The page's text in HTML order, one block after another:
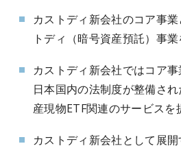
カストディ新会社のコア事
トディ（暗号資産預託）事
カストディ新会社ではコア
日本国内の法制度が整備さ
産現物ETF関連のサービスを
カストディ新会社として展